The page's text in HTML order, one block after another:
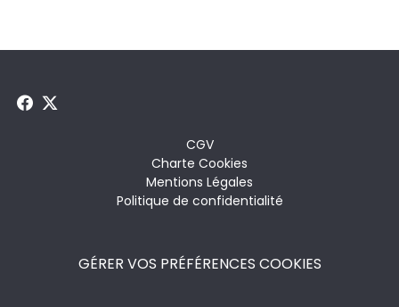
CGV
Charte Cookies
Mentions Légales
Politique de confidentialité
GÉRER VOS PRÉFÉRENCES COOKIES